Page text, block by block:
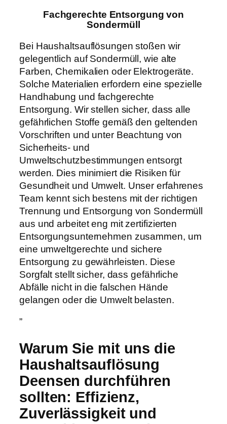
Fachgerechte Entsorgung von
Sondermüll
Bei Haushaltsauflösungen stoßen wir
gelegentlich auf Sondermüll, wie alte
Farben, Chemikalien oder Elektrogeräte.
Solche Materialien erfordern eine spezielle
Handhabung und fachgerechte
Entsorgung. Wir stellen sicher, dass alle
gefährlichen Stoffe gemäß den geltenden
Vorschriften und unter Beachtung von
Sicherheits- und
Umweltschutzbestimmungen entsorgt
werden. Dies minimiert die Risiken für
Gesundheit und Umwelt. Unser erfahrenes
Team kennt sich bestens mit der richtigen
Trennung und Entsorgung von Sondermüll
aus und arbeitet eng mit zertifizierten
Entsorgungsunternehmen zusammen, um
eine umweltgerechte und sichere
Entsorgung zu gewährleisten. Diese
Sorgfalt stellt sicher, dass gefährliche
Abfälle nicht in die falschen Hände
gelangen oder die Umwelt belasten.
”
Warum Sie mit uns die
Haushaltsauflösung
Deensen durchführen
sollten: Effizienz,
Zuverlässigkeit und